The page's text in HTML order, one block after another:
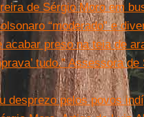
de Sérgio Moro em
“moderado” e
acabar preso na teia de
tudo.” Assessora
desprezo pelos povos